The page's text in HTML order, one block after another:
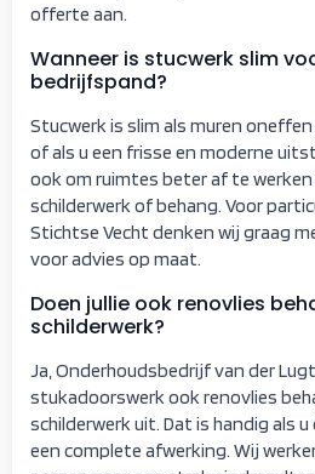
offerte aan.
Wanneer is stucwerk slim
bedrijfspand?
Stucwerk is slim als muren
of als u een frisse en moderne
ook om ruimtes beter af te
schilderwerk of behang. Voor
Stichtse Vecht denken wij graag
voor advies op maat.
Doen jullie ook renovlies
schilderwerk?
Ja, Onderhoudsbedrijf van der
stukadoorswerk ook renovlies
schilderwerk uit. Dat is handig als
een complete afwerking. Wij